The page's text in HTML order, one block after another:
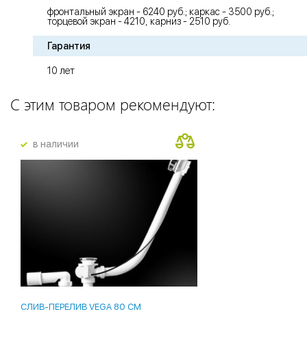
фронтальный экран - 6240 руб.; каркас - 3500 руб.;
торцевой экран - 4210, карниз - 2510 руб.
Гарантия
10 лет
С этим товаром рекомендуют:
в наличии
СЛИВ-ПЕРЕЛИВ VEGA 80 СМ